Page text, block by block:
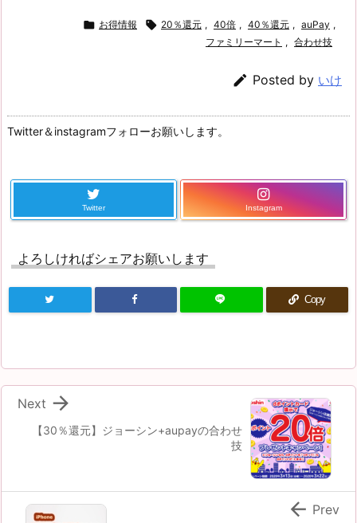
 お得情報  20％還元 , 40倍 , 40％還元 , auPay ,
ファミリーマート , 合わせ技
 Posted by いけ
Twitter＆instagramフォローお願いします。
Twitter Instagram
よろしければシェアお願いします
Copy
【30％還元】ジョーシン+aupayの合わせ
技

Next
 Prev